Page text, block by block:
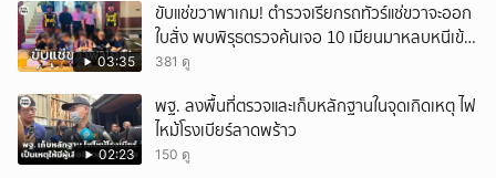
03:35
ขับแช่ขวาพาเกม! ตำรวจเรียกรถทัวร์แช่ขวาจะออก
ใบสั่ง พบพิรุธตรวจค้นเจอ 10 เมียนมาหลบหนีเข้า
เมือง
381 ดู
02:23
พฐ. ลงพื้นที่ตรวจและเก็บหลักฐานในจุดเกิดเหตุ ไฟ
ไหม้โรงเบียร์ลาดพร้าว
150 ดู